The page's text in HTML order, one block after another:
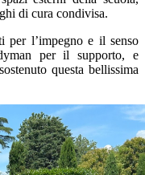
di cura condivisa.
per l’impegno e il senso
per il supporto, e
questa bellissima